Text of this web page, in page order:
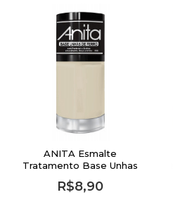
ANITA Esmalte
Tratamento Base Unhas
de Ferro - 10ml
R$8,90